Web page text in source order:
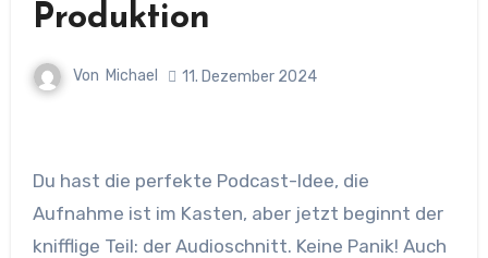
Produktion
Von Michael 11. Dezember 2024
Du hast die perfekte Podcast-Idee, die
Aufnahme ist im Kasten, aber jetzt beginnt der
knifflige Teil: der Audioschnitt. Keine Panik! Auch